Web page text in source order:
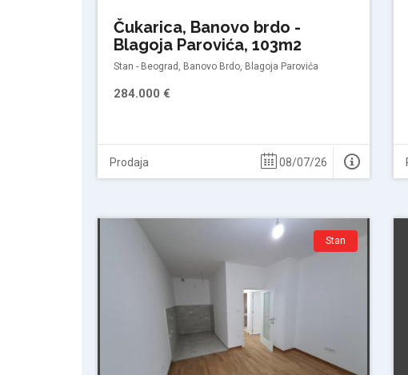
Čukarica, Banovo brdo -
Blagoja Parovića, 103m2
Stan - Beograd, Banovo Brdo, Blagoja Parovića
284.000 €
Prodaja 08/07/26
Stan